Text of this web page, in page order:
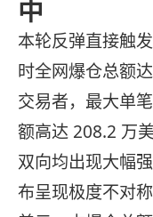
中
本轮反弹直接触
时全网爆仓总额
交易者，最大单
额高达 208.2 万
双向均出现大幅
布呈现极度不对